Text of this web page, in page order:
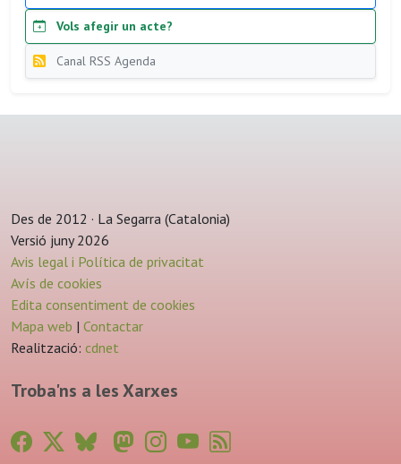
Vols afegir un acte?
Canal RSS Agenda
Des de 2012 · La Segarra (Catalonia)
Versió juny 2026
Avis legal i Política de privacitat
Avís de cookies
Edita consentiment de cookies
Mapa web | Contactar
Realització: cdnet
Troba'ns a les Xarxes